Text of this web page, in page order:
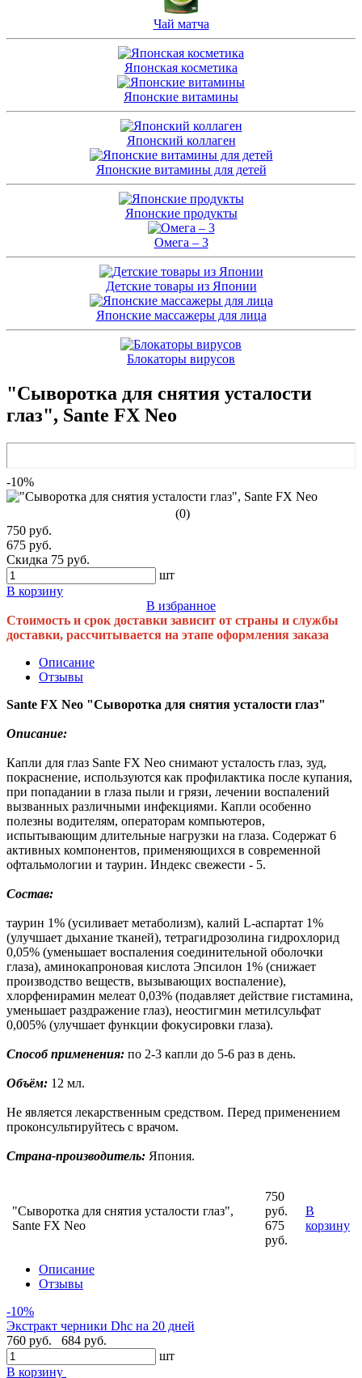
Чай матча
Японская косметика
Японские витамины
Японский коллаген
Японские витамины для детей
Японские продукты
Омега – 3
Детские товары из Японии
Японские массажеры для лица
Блокаторы вирусов
"Сыворотка для снятия усталости
глаз", Sante FX Neo
-10%
(0)
750 руб.
675 руб.
Скидка 75 руб.
шт
В корзину
В избранное
Стоимость и срок доставки зависит от страны и службы
доставки, рассчитывается на этапе оформления заказа
Описание
Отзывы
Sante FX Neo "Сыворотка для снятия усталости глаз"
Описание:
Капли для глаз Sante FX Neo снимают усталость глаз, зуд,
покраснение, используются как профилактика после купания,
при попадании в глаза пыли и грязи, лечении воспалений
вызванных различными инфекциями. Капли особенно
полезны водителям, операторам компьютеров,
испытывающим длительные нагрузки на глаза. Содержат 6
активных компонентов, применяющихся в современной
офтальмологии и таурин. Индекс свежести - 5.
Состав:
таурин 1% (усиливает метаболизм), калий L-аспартат 1%
(улучшает дыхание тканей), тетрагидрозолина гидрохлорид
0,05% (уменьшает воспаления соединительной оболочки
глаза), аминокапроновая кислота Эпсилон 1% (снижает
производство веществ, вызывающих воспаление),
хлорфенирамин мелеат 0,03% (подавляет действие гистамина,
уменьшает раздражение глаз), неостигмин метилсульфат
0,005% (улучшает функции фокусировки глаза).
Способ применения: по 2-3 капли до 5-6 раз в день.
Объём: 12 мл.
Не является лекарственным средством. Перед применением
проконсультируйтесь с врачом.
Страна-производитель: Япония.
"Сыворотка для снятия усталости глаз",
Sante FX Neo
750
руб.
675
руб.
В
корзину
Описание
Отзывы
-10%
Экстракт черники Dhc на 20 дней
760 руб.
684 руб.
шт
В корзину